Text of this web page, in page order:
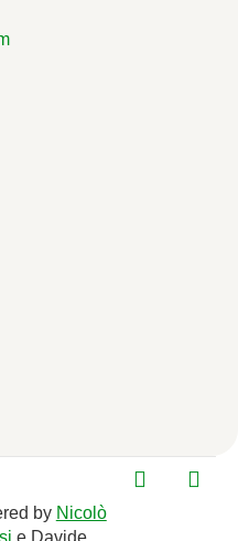
by Nicolò
e Davide